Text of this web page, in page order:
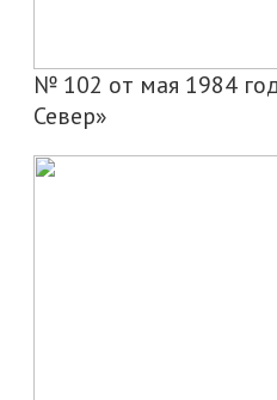
№ 102 от мая 1984
Север»